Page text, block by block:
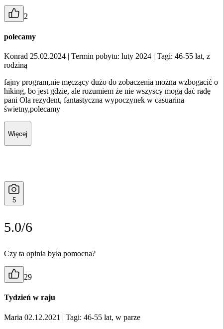
2
polecamy
Konrad 25.02.2024 | Termin pobytu: luty 2024 | Tagi: 46-55 lat, z
rodziną
fajny program,nie męczący dużo do zobaczenia można wzbogacić o
hiking, bo jest gdzie, ale rozumiem że nie wszyscy mogą dać radę
pani Ola rezydent, fantastyczna wypoczynek w casuarina
świetny,polecamy
Więcej
5
5.0/6
Czy ta opinia była pomocna?
29
Tydzień w raju
Maria 02.12.2021 | Tagi: 46-55 lat, w parze